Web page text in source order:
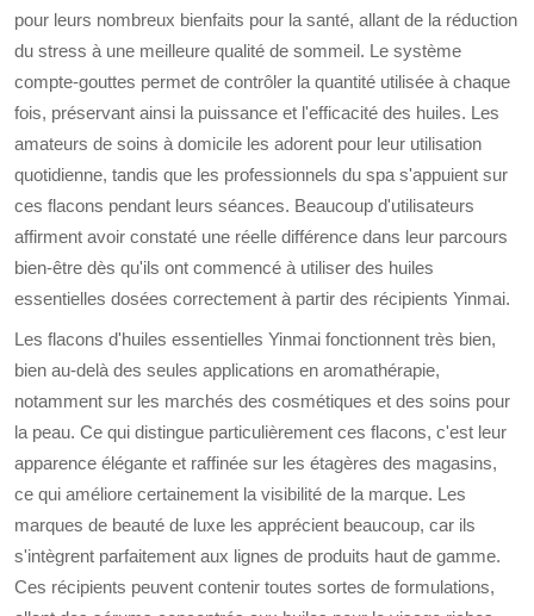
pour leurs nombreux bienfaits pour la santé, allant de la réduction
du stress à une meilleure qualité de sommeil. Le système
compte-gouttes permet de contrôler la quantité utilisée à chaque
fois, préservant ainsi la puissance et l'efficacité des huiles. Les
amateurs de soins à domicile les adorent pour leur utilisation
quotidienne, tandis que les professionnels du spa s'appuient sur
ces flacons pendant leurs séances. Beaucoup d'utilisateurs
affirment avoir constaté une réelle différence dans leur parcours
bien-être dès qu'ils ont commencé à utiliser des huiles
essentielles dosées correctement à partir des récipients Yinmai.
Les flacons d'huiles essentielles Yinmai fonctionnent très bien,
bien au-delà des seules applications en aromathérapie,
notamment sur les marchés des cosmétiques et des soins pour
la peau. Ce qui distingue particulièrement ces flacons, c'est leur
apparence élégante et raffinée sur les étagères des magasins,
ce qui améliore certainement la visibilité de la marque. Les
marques de beauté de luxe les apprécient beaucoup, car ils
s'intègrent parfaitement aux lignes de produits haut de gamme.
Ces récipients peuvent contenir toutes sortes de formulations,